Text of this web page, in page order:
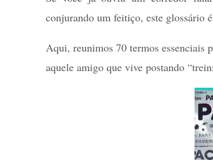
o
o
k
er es
t
sA
p
p
e
conjurando um feitiço, este glossário
Aqui, reunimos 70 termos essenciais
aquele amigo que vive postando